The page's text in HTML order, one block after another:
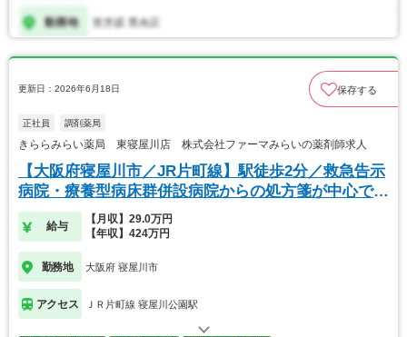
更新日：2026年6月18日 保存する
正社員 調剤薬局
きららみらい薬局 東寝屋川店 株式会社ファーマみらいの薬剤師求人
【大阪府寝屋川市／JR片町線】駅徒歩2分／救急告示
病院・療養型病床群併設病院からの処方箋が中心で
す。
給与
【月収】29.0万円
【年収】424万円
勤務地 大阪府 寝屋川市
アクセス ＪＲ片町線 寝屋川公園駅